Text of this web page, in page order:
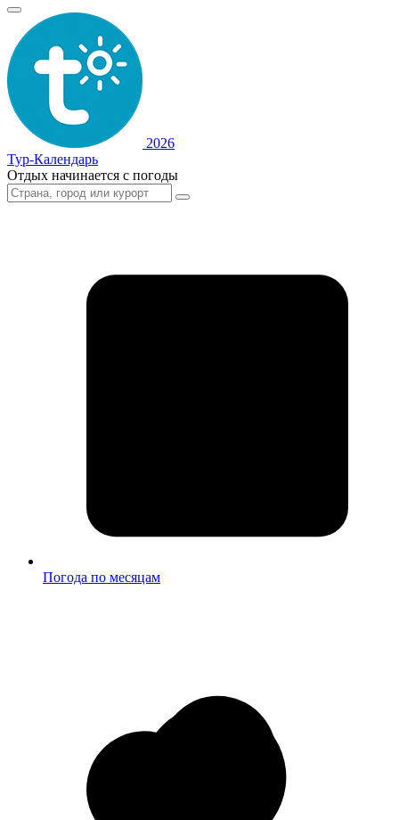
2026
Тур-Календарь
Отдых начинается с погоды
Погода по месяцам